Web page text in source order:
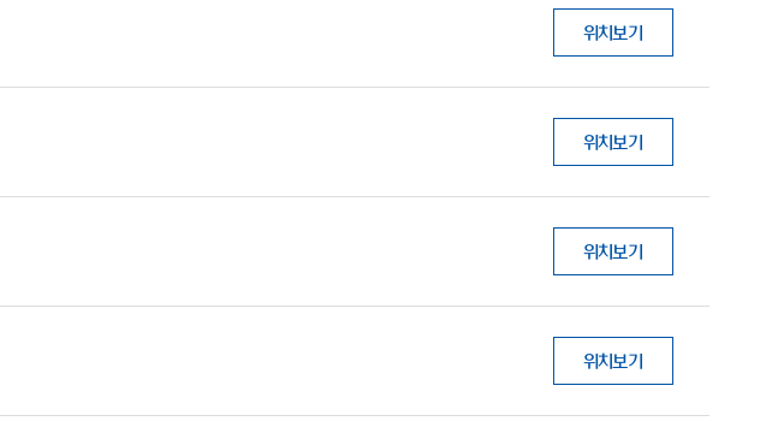
위치보기
위치보기
위치보기
위치보기